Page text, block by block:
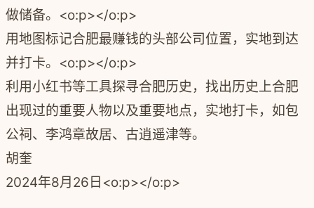
做储备。<o:p></o:p>
用地图标记合肥最赚钱的头部公司位置，实地到达
并打卡。<o:p></o:p>
利用小红书等工具探寻合肥历史，找出历史上合肥
出现过的重要人物以及重要地点，实地打卡，如包
公祠、李鸿章故居、古逍遥津等。
胡奎
2024年8月26日<o:p></o:p>